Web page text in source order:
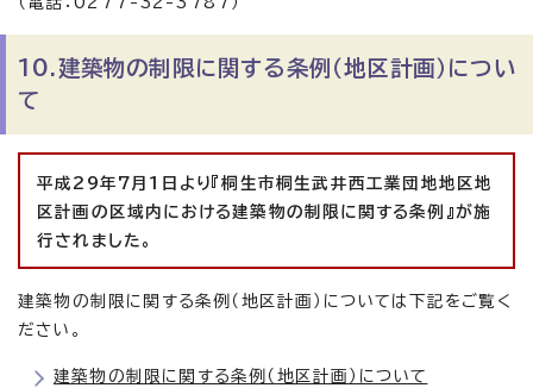
10.建築物の制限に関する条例（地区計画）につい
て
平成29年7月1日より『桐生市桐生武井西工業団地地区地
区計画の区域内における建築物の制限に関する条例』が施
行されました。
建築物の制限に関する条例（地区計画）については下記をご覧く
ださい。
建築物の制限に関する条例（地区計画）について